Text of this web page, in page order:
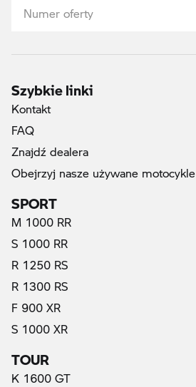
Szybkie linki
Kontakt
FAQ
Znajdź dealera
Obejrzyj nasze używane motocykle
SPORT
M 1000 RR
S 1000 RR
R 1250 RS
R 1300 RS
F 900 XR
S 1000 XR
TOUR
K 1600 GT